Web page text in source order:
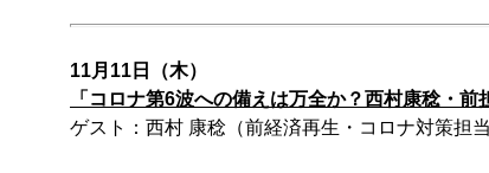
11月11日（木）
「コロナ第6波への備えは万全か？西村康稔・前
ゲスト：西村 康稔（前経済再生・コロナ対策担